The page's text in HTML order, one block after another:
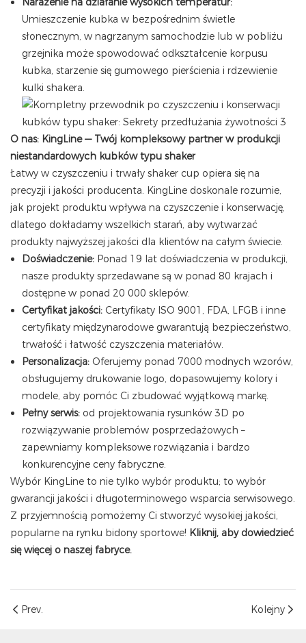
Umieszczenie kubka w bezpośrednim świetle
słonecznym, w nagrzanym samochodzie lub w pobliżu
grzejnika może spowodować odkształcenie korpusu
kubka, starzenie się gumowego pierścienia i rdzewienie
kulki shakera.
O nas: KingLine — Twój kompleksowy partner w produkcji
niestandardowych kubków typu shaker
Łatwy w czyszczeniu i trwały shaker cup opiera się na
precyzji i jakości producenta. KingLine doskonale rozumie,
jak projekt produktu wpływa na czyszczenie i konserwację,
dlatego dokładamy wszelkich starań, aby wytwarzać
produkty najwyższej jakości dla klientów na całym świecie.
Doświadczenie:Ponad 19 lat doświadczenia w produkcji,
nasze produkty sprzedawane są w ponad 80 krajach i
dostępne w ponad 20 000 sklepów.
Certyfikat jakości:Certyfikaty ISO 9001, FDA, LFGB i inne
certyfikaty międzynarodowe gwarantują bezpieczeństwo,
trwałość i łatwość czyszczenia materiałów.
Personalizacja:Oferujemy ponad 7000 modnych wzorów,
obsługujemy drukowanie logo, dopasowujemy kolory i
modele, aby pomóc Ci zbudować wyjątkową markę.
Pełny serwis:od projektowania rysunków 3D po
rozwiązywanie problemów posprzedażowych –
zapewniamy kompleksowe rozwiązania i bardzo
konkurencyjne ceny fabryczne.
Wybór KingLine to nie tylko wybór produktu; to wybór
gwarancji jakości i długoterminowego wsparcia serwisowego.
Z przyjemnością pomożemy Ci stworzyć wysokiej jakości,
popularne na rynku bidony sportowe! Kliknij, aby dowiedzieć
się więcej o naszej fabryce.
Prev. Kolejny